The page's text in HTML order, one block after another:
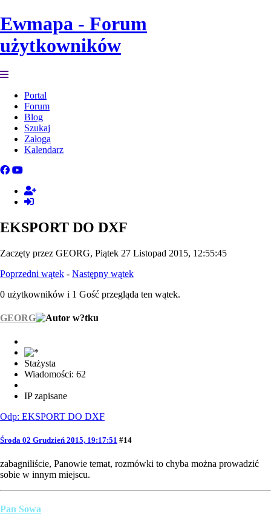
Ewmapa - Forum
użytkowników
Portal
Forum
Blog
Szukaj
Załoga
Kalendarz
EKSPORT DO DXF
Zaczęty przez GEORG, Piątek 27 Listopad 2015, 12:55:45
Poprzedni wątek - Następny wątek
0 użytkowników i 1 Gość przegląda ten wątek.
GEORG
Stażysta
Wiadomości: 62
IP zapisane
Odp: EKSPORT DO DXF
Środa 02 Grudzień 2015, 19:17:51 #14
zabagniliście, Panowie temat, rozmówki to chyba można prowadzić
sobie w innym miejscu.
Pan Sowa